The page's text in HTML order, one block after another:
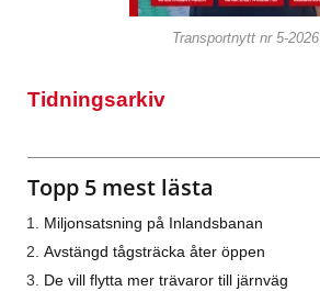
Transportnytt nr 5-2026
Tidningsarkiv
Topp 5 mest lästa
Miljonsatsning på Inlandsbanan
Avstängd tågsträcka åter öppen
De vill flytta mer trävaror till järnväg